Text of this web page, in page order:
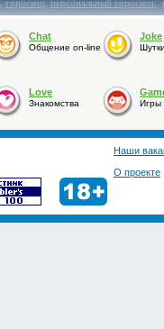
,гороскоп,персональный гороскоп,
Chat
Общение on-line
Joke
Love
Знакомства Игры
Наши
О проекте